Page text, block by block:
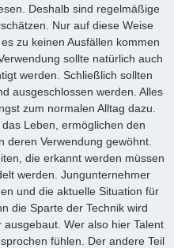
Deshalb sind regelmäßige
Nur auf diese Weise
zu keinen Ausfällen kommen
sollte natürlich auch
werden. Schließlich sollten
ausgeschlossen werden. Alles
zum normalen Alltag dazu.
Leben, ermöglichen den
deren Verwendung gewöhnt.
die erkannt werden müssen
werden. Jungunternehmer
und die aktuelle Situation für
die Sparte der Technik wird
Wer also hier Talent
fühlen. Der andere Teil